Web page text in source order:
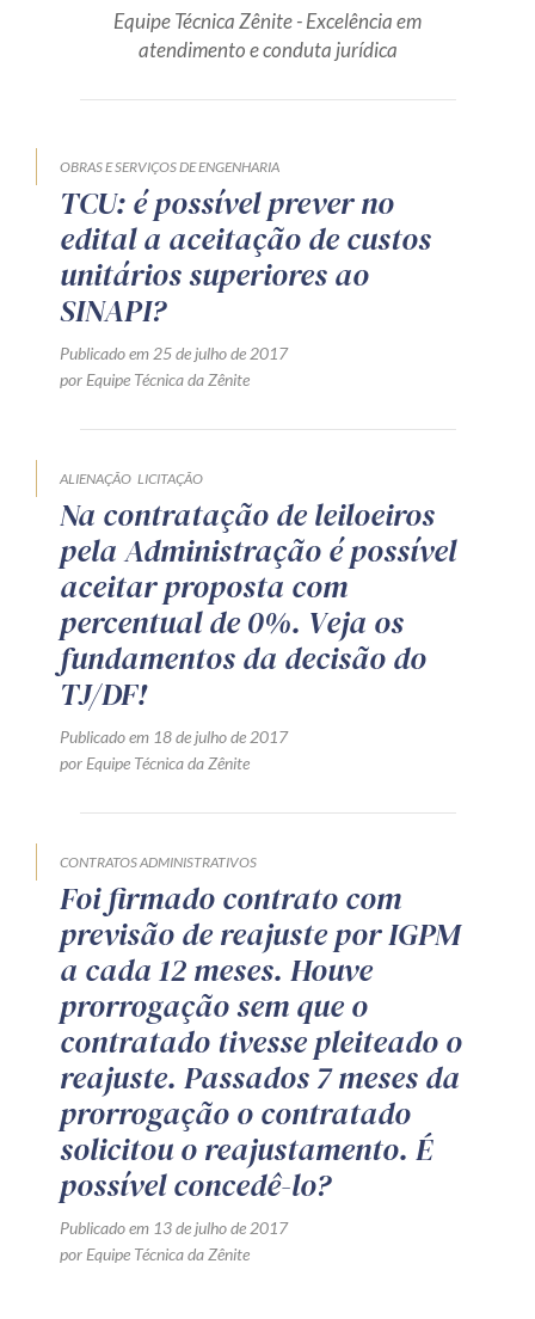
Produtos e serviços
Orientação por Escrito
Mentoria Zênite
Capacitação
Zênite Online
Eventos presenciais
Zênite in Company
Receba por RSS
Av. Sete de Setembro, 4698
Batel
Telefone (41) 2109-8666
Equipe Técnica Zênite - Excelência em
atendimento e conduta jurídica
OBRAS E SERVIÇOS DE ENGENHARIA
TCU: é possível prever no
edital a aceitação de custos
unitários superiores ao
SINAPI?
Publicado em 25 de julho de 2017
por Equipe Técnica da Zênite
ALIENAÇÃO LICITAÇÃO
Na contratação de leiloeiros
pela Administração é possível
aceitar proposta com
percentual de 0%. Veja os
fundamentos da decisão do
TJ/DF!
Publicado em 18 de julho de 2017
por Equipe Técnica da Zênite
CONTRATOS ADMINISTRATIVOS
Foi firmado contrato com
previsão de reajuste por IGPM
a cada 12 meses. Houve
prorrogação sem que o
contratado tivesse pleiteado o
reajuste. Passados 7 meses da
prorrogação o contratado
solicitou o reajustamento. É
possível concedê-lo?
Publicado em 13 de julho de 2017
por Equipe Técnica da Zênite